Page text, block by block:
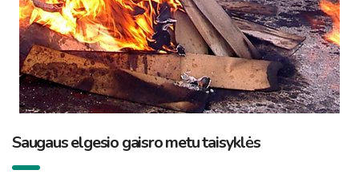
Saugaus elgesio gaisro metu taisyklės